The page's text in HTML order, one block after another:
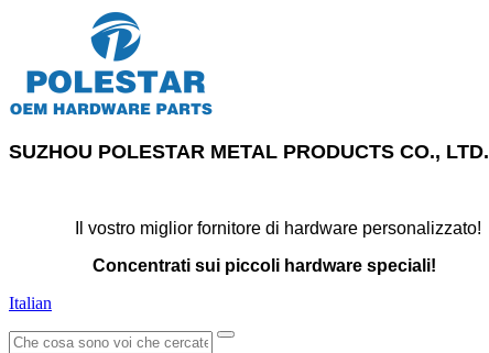
SUZHOU POLESTAR METAL PRODUCTS CO., LTD.
Il vostro miglior fornitore di hardware personalizzato!
Concentrati sui piccoli hardware speciali!
Italian
search